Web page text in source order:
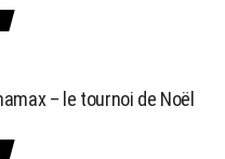
– le tournoi de Noël